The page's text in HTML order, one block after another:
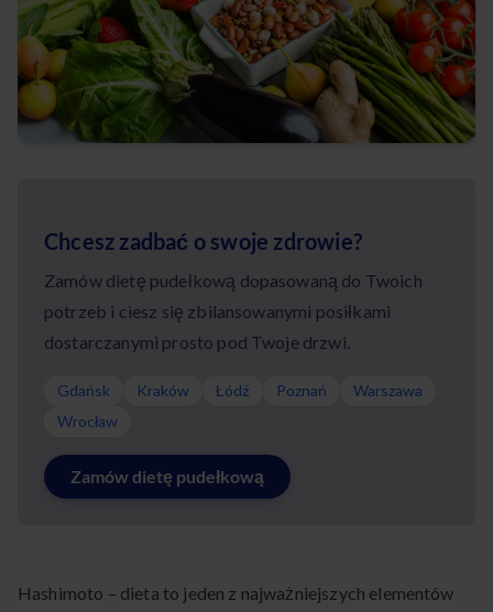
Chcesz zadbać o swoje zdrowie?
Zamów dietę pudełkową dopasowaną do Twoich
potrzeb i ciesz się zbilansowanymi posiłkami
dostarczanymi prosto pod Twoje drzwi.
Gdańsk Kraków Łódź Poznań
Warszawa
Wrocław
Zamów dietę pudełkową
Hashimoto – dieta to jeden z najważniejszych elementów